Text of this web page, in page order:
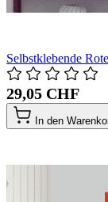
Selbstklebende
29,05 CHF
In den